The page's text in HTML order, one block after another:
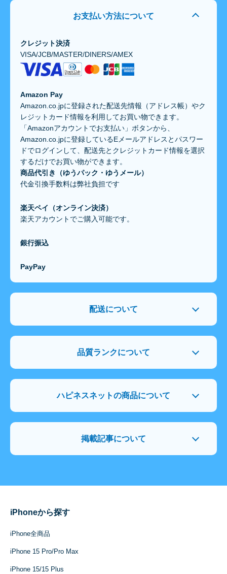
お支払い方法について
クレジット決済
VISA/JCB/MASTER/DINERS/AMEX
Amazon Pay
Amazon.co.jpに登録された配送先情報（アドレス帳）やク
レジットカード情報を利用してお買い物できます。
「Amazonアカウントでお支払い」ボタンから、
Amazon.co.jpに登録しているEメールアドレスとパスワー
ドでログインして、配送先とクレジットカード情報を選択
するだけでお買い物ができます。
商品代引き（ゆうパック・ゆうメール）
代金引換手数料は弊社負担です
楽天ペイ（オンライン決済）
楽天アカウントでご購入可能です。
銀行振込
PayPay
配送について
品質ランクについて
ハピネスネットの商品について
掲載記事について
iPhoneから探す
iPhone全商品
iPhone 15 Pro/Pro Max
iPhone 15/15 Plus